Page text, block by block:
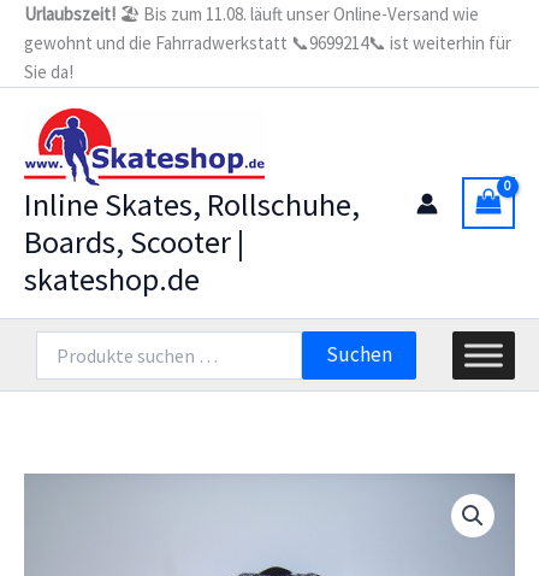
Zum
Inhalt
springen
Urlaubszeit! 🏖️ Bis zum 11.08. läuft unser Online-Versand wie
gewohnt und die Fahrradwerkstatt 📞9699214📞 ist weiterhin für
Sie da!
Inline Skates, Rollschuhe,
Boards, Scooter |
skateshop.de
nach:
Suchen